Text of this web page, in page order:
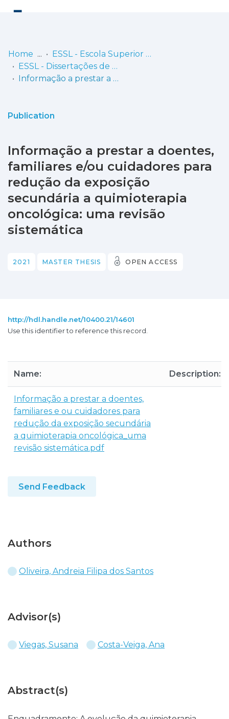
Communities
Statistics
Home
ESSL - Escola Superior de Saúde de Lisboa
ESSL - Dissertações de Mestrado
Informação a prestar a doentes, familiares e/ou cuidadores para redução da exposição secundária a quimioterapia oncológica: uma revisão sistemática
Publication
Informação a prestar a doentes,
familiares e/ou cuidadores para
redução da exposição
secundária a quimioterapia
oncológica: uma revisão
sistemática
2021 MASTER THESIS OPEN ACCESS
http://hdl.handle.net/10400.21/14601
Use this identifier to reference this record.
Name: Description:
Informação a prestar a doentes,
familiares e ou cuidadores para
redução da exposição secundária
a quimioterapia oncológica_uma
revisão sistemática.pdf
Send Feedback
Authors
Oliveira, Andreia Filipa dos Santos
Advisor(s)
Viegas, Susana Costa-Veiga, Ana
Abstract(s)